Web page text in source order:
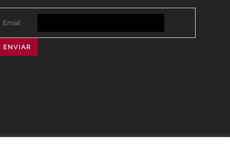
Email
ENVIAR